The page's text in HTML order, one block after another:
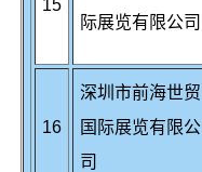
15
际展览有限公司
16
深圳市前海世贸
国际展览有限公
司